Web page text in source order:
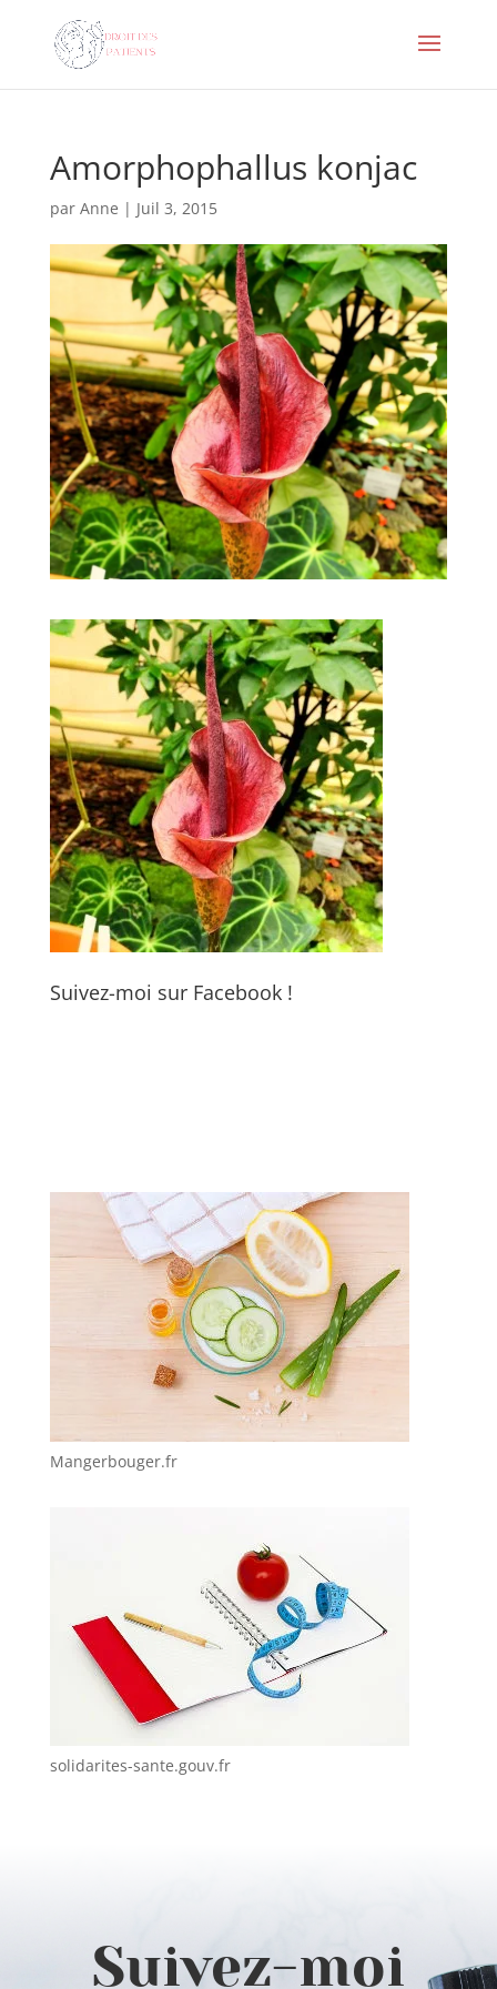
Amorphophallus konjac
par Anne | Juil 3, 2015
Suivez-moi sur Facebook !
Mangerbouger.fr
solidarites-sante.gouv.fr
Suivez-moi